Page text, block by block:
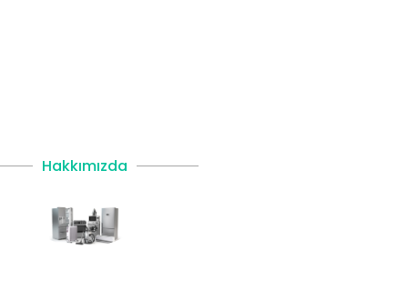
Hakkımızda